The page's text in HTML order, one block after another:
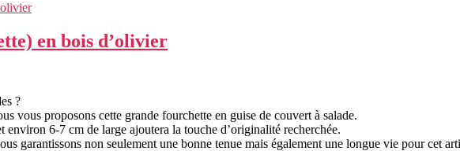
en bois d’olivier
?
vous proposons cette grande fourchette en guise de couvert à salade.
environ 6-7 cm de large ajoutera la touche d’originalité recherchée.
garantissons non seulement une bonne tenue mais également une longue vie pour cet